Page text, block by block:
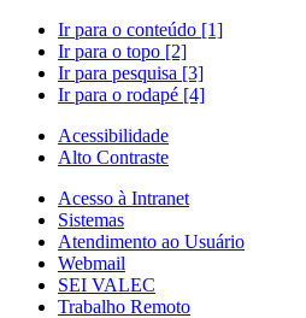
Ir para o conteúdo [1]
Ir para o topo [2]
Ir para pesquisa [3]
Ir para o rodapé [4]
Acessibilidade
Alto Contraste
Acesso à Intranet
Sistemas
Atendimento ao Usuário
Webmail
SEI VALEC
Trabalho Remoto